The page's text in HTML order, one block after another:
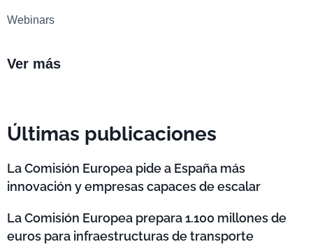
Webinars
Ver más
Últimas publicaciones
La Comisión Europea pide a España más
innovación y empresas capaces de escalar
La Comisión Europea prepara 1.100 millones de
euros para infraestructuras de transporte